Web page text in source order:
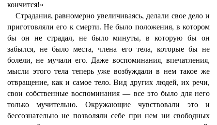
кончится!»
Страдания, равномерно увеличиваясь, делали свое дело и
приготовляли его к смерти. Не было положения, в котором
бы он не страдал, не было минуты, в которую бы он
забылся, не было места, члена его тела, которые бы не
болели, не мучали его. Даже воспоминания, впечатления,
мысли этого тела теперь уже возбуждали в нем такое же
отвращение, как и самое тело. Вид других людей, их речи,
свои собственные воспоминания — все это было для него
только мучительно. Окружающие чувствовали это и
бессознательно не позволяли себе при нем ни свободных